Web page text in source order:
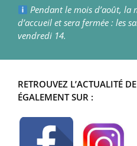
Pendant le mois d’août, la
d’accueil et sera fermée : les
vendredi 14.
RETROUVEZ L’ACTUALITÉ
ÉGALEMENT SUR :